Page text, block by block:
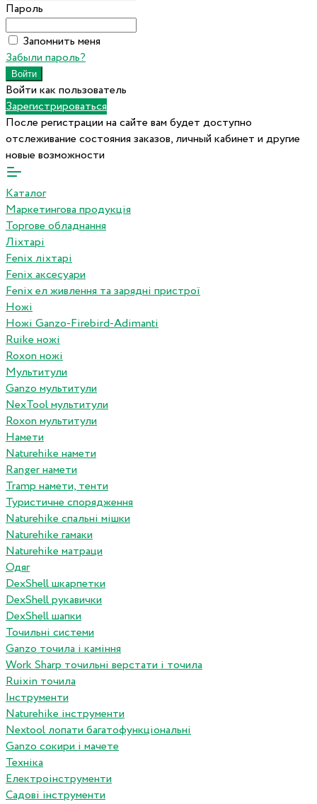
Пароль
Запомнить меня
Забыли пароль?
Войти как пользователь
Зарегистрироваться
После регистрации на сайте вам будет доступно
отслеживание состояния заказов, личный кабинет и другие
новые возможности
Каталог
Маркетингова продукція
Торгове обладнання
Ліхтарі
Fenix ліхтарі
Fenix аксесуари
Fenix ел живлення та зарядні пристрої
Ножі
Ножі Ganzo-Firebird-Adimanti
Ruike ножі
Roxon ножi
Мультитули
Ganzo мультитули
NexTool мультитули
Roxon мультитули
Намети
Naturehike намети
Ranger намети
Tramp намети, тенти
Туристичне спорядження
Naturehike спальні мішки
Naturehike гамаки
Naturehike матраци
Одяг
DexShell шкарпетки
DexShell рукавички
DexShell шапки
Точильні системи
Ganzo точила і каміння
Work Sharp точильні верстати і точила
Ruixin точила
Інструменти
Naturehike інструменти
Nextool лопати багатофункціональні
Ganzo сокири і мачете
Техніка
Електроінструменти
Садові інструменти